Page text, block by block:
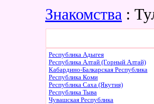
Знакомства :
Республика Адыгея
Республика Алтай (Горный Алтай)
Кабардино-Балкарская Республика
Республика Коми
Республика Саха (Якутия)
Республика Тыва
Чувашская Республика